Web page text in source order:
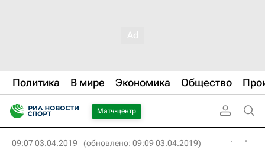
Политика В мире Экономика Общество
Матч-центр
09:07 03.04.2019 (обновлено: 09:09 03.04.2019)